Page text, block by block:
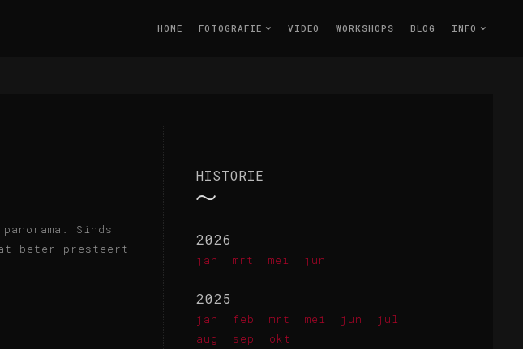
HOME FOTOGRAFIE VIDEO WORKSHOPS BLOG INFO
Sinds
beter presteert
HISTORIE
2026
jan mrt mei jun
2025
jan feb mrt mei jun
jul
aug
sep okt